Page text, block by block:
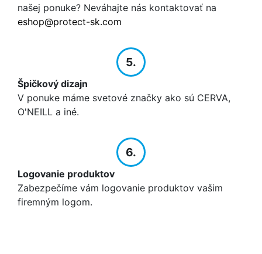
našej ponuke? Neváhajte nás kontaktovať na
eshop@protect-sk.com
5.
Špičkový dizajn
V ponuke máme svetové značky ako sú CERVA,
O'NEILL a iné.
6.
Logovanie produktov
Zabezpečíme vám logovanie produktov vašim
firemným logom.